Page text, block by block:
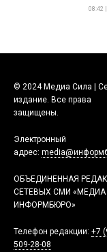
08:42
© 2024 Медиа Сила |
издание. Все права
защищены.
Электронный
адрес:
ОБЪЕДИНЕННАЯ
СЕТЕВЫХ СМИ «МЕДИА
ИНФОРМБЮРО»
Телефон редакции: +7
509-28-08